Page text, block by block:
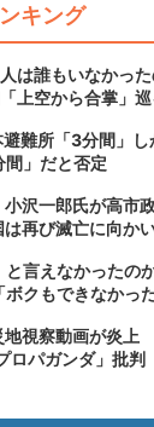
キング
は誰もいなかっ
上空から合掌」巡
避難所「3分間」
」だと否定
沢一郎氏が高市
再び滅亡に向かい
と言えなかった
クもできなかっ
地視察動画が炎
ロパガンダ」批判